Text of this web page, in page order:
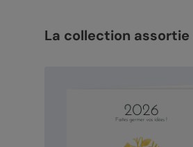
La collection assortie